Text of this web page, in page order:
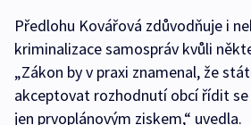
Předlohu Kovářová zdůvodňuje i
kriminalizace samospráv kvůli
„Zákon by v praxi znamenal, že
akceptovat rozhodnutí obcí řídit
jen prvoplánovým ziskem,“ uvedla.